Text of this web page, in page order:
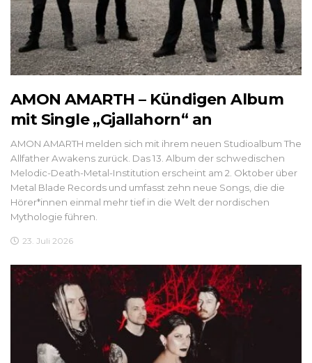
AMON AMARTH – Kündigen Album
mit Single „Gjallahorn“ an
AMON AMARTH melden sich mit ihrem neuen Studioalbum The
Allfather Awakens zurück. Das 13. Album der schwedischen
Melodic-Death-Metal-Institution erscheint am 2. Oktober über
Metal Blade Records und umfasst zehn neue Songs, die die
Hörer*innen einmal mehr tief in die Welt der nordischen
Mythologie führen.
23. Juli 2026